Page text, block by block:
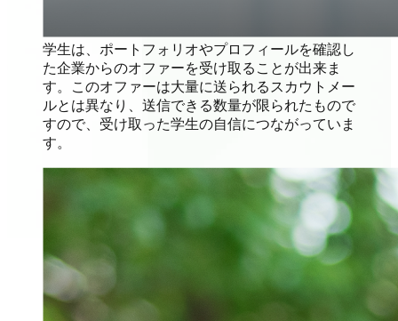
学生は、ポートフォリオやプロフィールを確認し
た企業からのオファーを受け取ることが出来ま
す。このオファーは大量に送られるスカウトメー
ルとは異なり、送信できる数量が限られたもので
すので、受け取った学生の自信につながっていま
す。